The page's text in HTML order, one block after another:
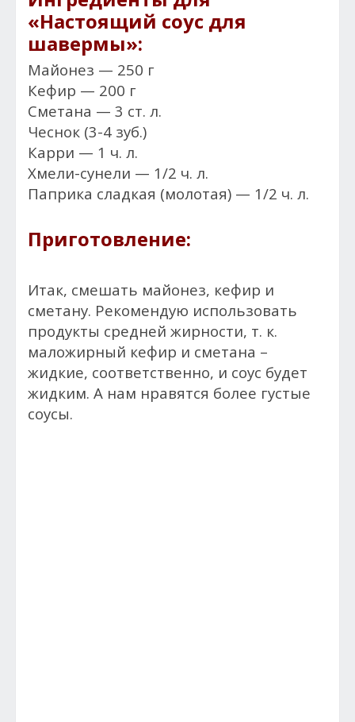
«Настоящий соус для
шавермы»:
Майонез — 250 г
Кефир — 200 г
Сметана — 3 ст. л.
Чеснок (3-4 зуб.)
Карри — 1 ч. л.
Хмели-сунели — 1/2 ч. л.
Паприка сладкая (молотая) — 1/2 ч. л.
Приготовление:
Итак, смешать майонез, кефир и
сметану. Рекомендую использовать
продукты средней жирности, т. к.
маложирный кефир и сметана –
жидкие, соответственно, и соус будет
жидким. А нам нравятся более густые
соусы.